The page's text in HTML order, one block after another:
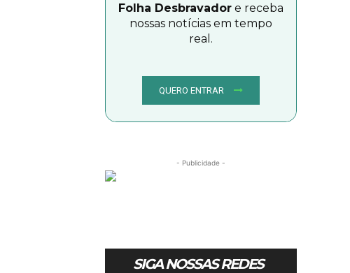
Folha Desbravador e receba
nossas notícias em tempo
real.
QUERO ENTRAR
- Publicidade -
SIGA NOSSAS REDES